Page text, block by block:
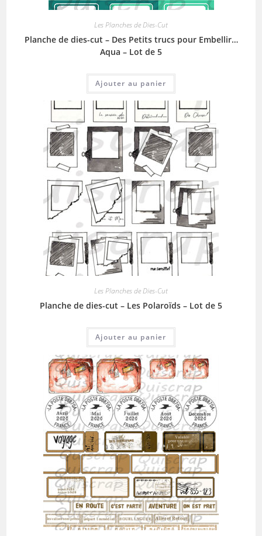
Les Planches de Dies-Cut
Planche de dies-cut – Des Petits trucs pour Embellir…
Aqua – Lot de 5
Ajouter au panier
Les Planches de Dies-Cut
Planche de dies-cut – Les Polaroïds – Lot de 5
Ajouter au panier